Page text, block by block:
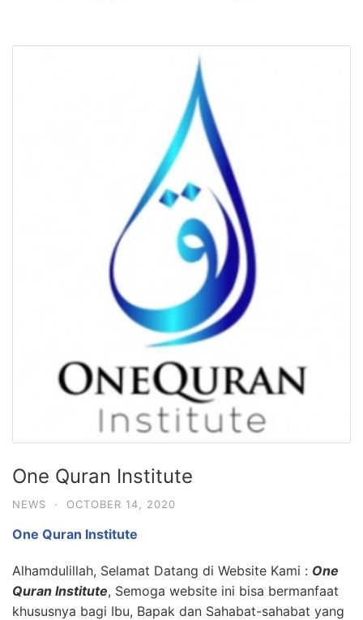
One Quran Institute
NEWS · OCTOBER 14, 2020
One Quran Institute
Alhamdulillah, Selamat Datang di Website Kami : One
Quran Institute, Semoga website ini bisa bermanfaat
khususnya bagi Ibu, Bapak dan Sahabat-sahabat yang